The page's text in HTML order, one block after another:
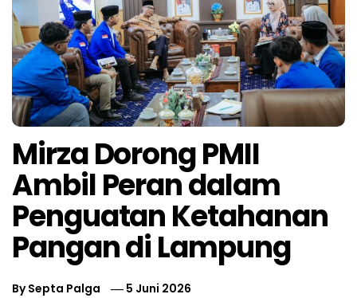
Mirza Dorong PMII
Ambil Peran dalam
Penguatan Ketahanan
Pangan di Lampung
BySepta Palga 5 Juni 2026